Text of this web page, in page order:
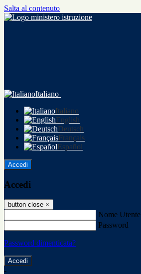
Salta al contenuto
Italiano
Italiano
English
Deutsch
Français
Español
Accedi
Accedi
button close ×
Nome Utente
Password
Password dimenticata?
-